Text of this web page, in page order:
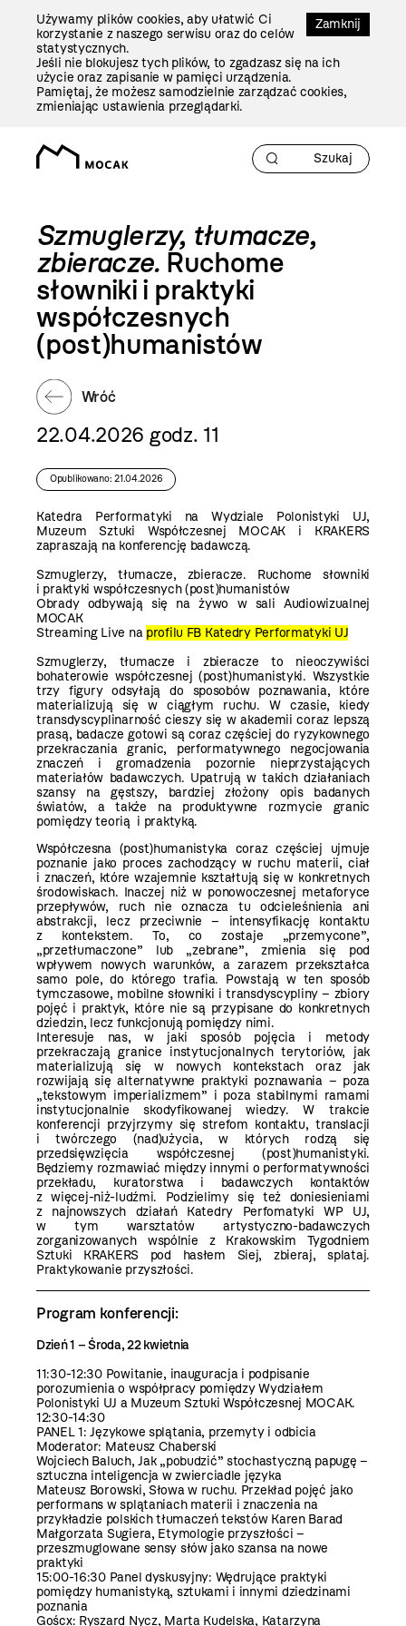
Zamknij
Używamy plików cookies, aby ułatwić Ci
korzystanie z naszego serwisu oraz do celów
statystycznych.
Jeśli nie blokujesz tych plików, to zgadzasz się na ich
użycie oraz zapisanie w pamięci urządzenia.
Pamiętaj, że możesz samodzielnie zarządzać cookies,
zmieniając ustawienia przeglądarki.
Szmuglerzy, tłumacze,
zbieracze. Ruchome
słowniki i praktyki
współczesnych
(post)humanistów
Wróć
22.04.2026 godz. 11
Opublikowano: 21.04.2026
Katedra Performatyki na Wydziale Polonistyki UJ,
Muzeum Sztuki Współczesnej MOCAK i KRAKERS
zapraszają na konferencję badawczą.
Szmuglerzy, tłumacze, zbieracze. Ruchome słowniki
i praktyki współczesnych (post)humanistów
Obrady odbywają się na żywo w sali Audiowizualnej
MOCAK
Streaming Live na profilu FB Katedry Performatyki UJ
Szmuglerzy, tłumacze i zbieracze to nieoczywiści
bohaterowie współczesnej (post)humanistyki. Wszystkie
trzy figury odsyłają do sposobów poznawania, które
materializują się w ciągłym ruchu. W czasie, kiedy
transdyscyplinarność cieszy się w akademii coraz lepszą
prasą, badacze gotowi są coraz częściej do ryzykownego
przekraczania granic, performatywnego negocjowania
znaczeń i gromadzenia pozornie nieprzystających
materiałów badawczych. Upatrują w takich działaniach
szansy na gęstszy, bardziej złożony opis badanych
światów, a także na produktywne rozmycie granic
pomiędzy teorią i praktyką.
Współczesna (post)humanistyka coraz częściej ujmuje
poznanie jako proces zachodzący w ruchu materii, ciał
i znaczeń, które wzajemnie kształtują się w konkretnych
środowiskach. Inaczej niż w ponowoczesnej metaforyce
przepływów, ruch nie oznacza tu odcieleśnienia ani
abstrakcji, lecz przeciwnie – intensyfikację kontaktu
z kontekstem. To, co zostaje „przemycone”,
„przetłumaczone” lub „zebrane”, zmienia się pod
wpływem nowych warunków, a zarazem przekształca
samo pole, do którego trafia. Powstają w ten sposób
tymczasowe, mobilne słowniki i transdyscypliny – zbiory
pojęć i praktyk, które nie są przypisane do konkretnych
dziedzin, lecz funkcjonują pomiędzy nimi.
Interesuje nas, w jaki sposób pojęcia i metody
przekraczają granice instytucjonalnych terytoriów, jak
materializują się w nowych kontekstach oraz jak
rozwijają się alternatywne praktyki poznawania – poza
„tekstowym imperializmem” i poza stabilnymi ramami
instytucjonalnie skodyfikowanej wiedzy. W trakcie
konferencji przyjrzymy się strefom kontaktu, translacji
i twórczego (nad)użycia, w których rodzą się
przedsięwzięcia współczesnej (post)humanistyki.
Będziemy rozmawiać między innymi o performatywności
przekładu, kuratorstwa i badawczych kontaktów
z więcej-niż-ludźmi. Podzielimy się też doniesieniami
z najnowszych działań Katedry Perfomatyki WP UJ,
w tym warsztatów artystyczno-badawczych
zorganizowanych wspólnie z Krakowskim Tygodniem
Sztuki KRAKERS pod hasłem Siej, zbieraj, splataj.
Praktykowanie przyszłości.
Program konferencji:
Dzień 1 – Środa, 22 kwietnia
11:30-12:30 Powitanie, inauguracja i podpisanie
porozumienia o współpracy pomiędzy Wydziałem
Polonistyki UJ a Muzeum Sztuki Współczesnej MOCAK.
12:30-14:30
PANEL 1: Językowe splątania, przemyty i odbicia
Moderator: Mateusz Chaberski
Wojciech Baluch, Jak „pobudzić” stochastyczną papugę –
sztuczna inteligencja w zwierciadle języka
Mateusz Borowski, Słowa w ruchu. Przekład pojęć jako
performans w splątaniach materii i znaczenia na
przykładzie polskich tłumaczeń tekstów Karen Barad
Małgorzata Sugiera, Etymologie przyszłości –
przeszmuglowane sensy słów jako szansa na nowe
praktyki
15:00-16:30 Panel dyskusyjny: Wędrujące praktyki
pomiędzy humanistyką, sztukami i innymi dziedzinami
poznania
Goścx: Ryszard Nycz, Marta Kudelska, Katarzyna